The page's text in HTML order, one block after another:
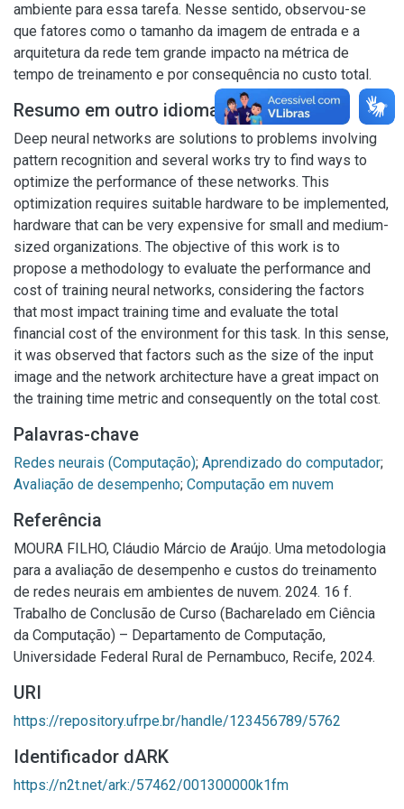
ambiente para essa tarefa. Nesse sentido, observou-se
que fatores como o tamanho da imagem de entrada e a
arquitetura da rede tem grande impacto na métrica de
tempo de treinamento e por consequência no custo total.
Resumo em outro idioma
Deep neural networks are solutions to problems involving
pattern recognition and several works try to find ways to
optimize the performance of these networks. This
optimization requires suitable hardware to be implemented,
hardware that can be very expensive for small and medium-
sized organizations. The objective of this work is to
propose a methodology to evaluate the performance and
cost of training neural networks, considering the factors
that most impact training time and evaluate the total
financial cost of the environment for this task. In this sense,
it was observed that factors such as the size of the input
image and the network architecture have a great impact on
the training time metric and consequently on the total cost.
Palavras-chave
Redes neurais (Computação); Aprendizado do computador;
Avaliação de desempenho; Computação em nuvem
Referência
MOURA FILHO, Cláudio Márcio de Araújo. Uma metodologia
para a avaliação de desempenho e custos do treinamento
de redes neurais em ambientes de nuvem. 2024. 16 f.
Trabalho de Conclusão de Curso (Bacharelado em Ciência
da Computação) – Departamento de Computação,
Universidade Federal Rural de Pernambuco, Recife, 2024.
URI
https://repository.ufrpe.br/handle/123456789/5762
Identificador dARK
https://n2t.net/ark:/57462/001300000k1fm